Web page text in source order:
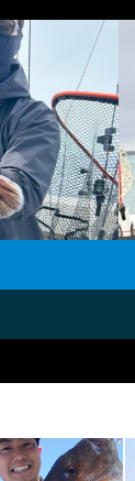
水深20m- 中潮